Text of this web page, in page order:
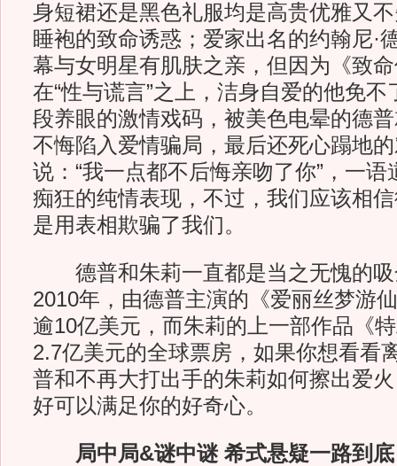
身短裙还是黑色礼服均是高贵优雅又
睡袍的致命诱惑；爱家出名的约翰尼·
幕与女明星有肌肤之亲，但因为《致
在“性与谎言”之上，洁身自爱的他免
段养眼的激情戏码，被美色电晕的德
不悔陷入爱情骗局，最后还死心蹋地
说：“我一点都不后悔亲吻了你”，一
痴狂的纯情表现，不过，我们应该相
是用表相欺骗了我们。
德普和朱莉一直都是当之无愧的吸
2010年，由德普主演的《爱丽丝梦游
逾10亿美元，而朱莉的上一部作品《
2.7亿美元的全球票房，如果你想看看
普和不再大打出手的朱莉如何擦出爱
好可以满足你的好奇心。
局中局&谜中谜 希式悬疑一路到底